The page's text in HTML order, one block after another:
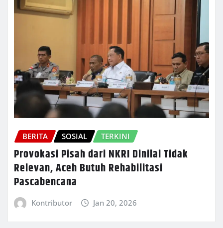
BERITA SOSIAL TERKINI
Provokasi Pisah dari NKRI Dinilai Tidak
Relevan, Aceh Butuh Rehabilitasi
Pascabencana
Kontributor Jan 20, 2026